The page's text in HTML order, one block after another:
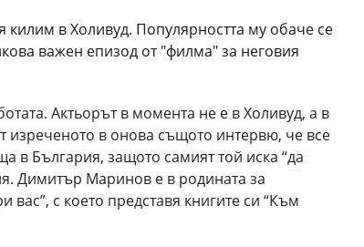
в Холивуд. Популярността му обаче се
важен епизод от "филма" за неговия
Актьорът в момента не е в Холивуд, а в
изреченото в онова същото интервю, че все
в България, защото самият той иска “да
Димитър Маринов е в родината за
с което представя книгите си “Към